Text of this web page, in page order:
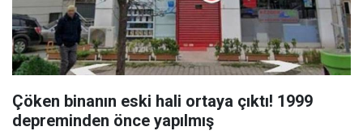
Çöken binanın eski hali ortaya çıktı! 1999
depreminden önce yapılmış